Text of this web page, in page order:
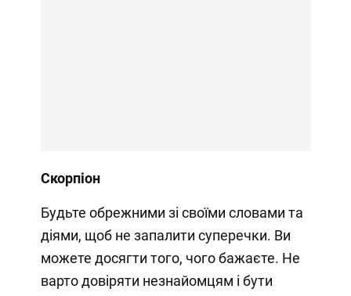
Скорпіон
Будьте обрежними зі своїми словами та
діями, щоб не запалити суперечки. Ви
можете досягти того, чого бажаєте. Не
варто довіряти незнайомцям і бути